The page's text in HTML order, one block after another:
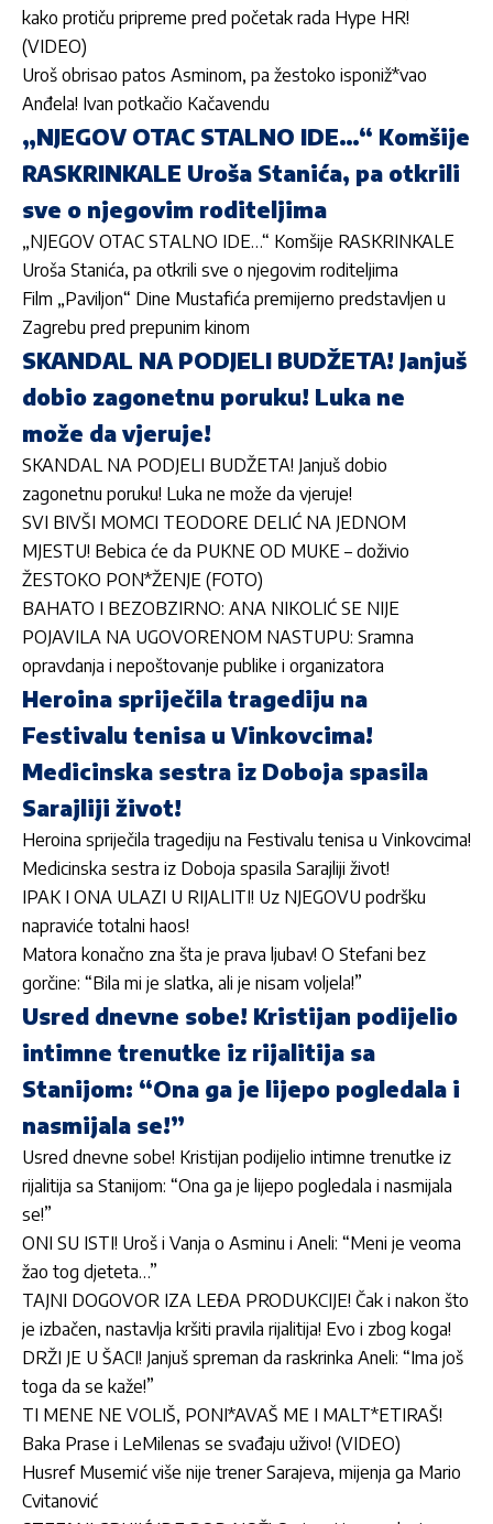
kako protiču pripreme pred početak rada Hype HR!
(VIDEO)
Uroš obrisao patos Asminom, pa žestoko isponiž*vao
Anđela! Ivan potkačio Kačavendu
„NJEGOV OTAC STALNO IDE…“ Komšije
RASKRINKALE Uroša Stanića, pa otkrili
sve o njegovim roditeljima
„NJEGOV OTAC STALNO IDE…“ Komšije RASKRINKALE
Uroša Stanića, pa otkrili sve o njegovim roditeljima
Film „Paviljon“ Dine Mustafića premijerno predstavljen u
Zagrebu pred prepunim kinom
SKANDAL NA PODJELI BUDŽETA! Janjuš
dobio zagonetnu poruku! Luka ne
može da vjeruje!
SKANDAL NA PODJELI BUDŽETA! Janjuš dobio
zagonetnu poruku! Luka ne može da vjeruje!
SVI BIVŠI MOMCI TEODORE DELIĆ NA JEDNOM
MJESTU! Bebica će da PUKNE OD MUKE – doživio
ŽESTOKO PON*ŽENJE (FOTO)
BAHATO I BEZOBZIRNO: ANA NIKOLIĆ SE NIJE
POJAVILA NA UGOVORENOM NASTUPU: Sramna
opravdanja i nepoštovanje publike i organizatora
Heroina spriječila tragediju na
Festivalu tenisa u Vinkovcima!
Medicinska sestra iz Doboja spasila
Sarajliji život!
Heroina spriječila tragediju na Festivalu tenisa u Vinkovcima!
Medicinska sestra iz Doboja spasila Sarajliji život!
IPAK I ONA ULAZI U RIJALITI! Uz NJEGOVU podršku
napraviće totalni haos!
Matora konačno zna šta je prava ljubav! O Stefani bez
gorčine: “Bila mi je slatka, ali je nisam voljela!”
Usred dnevne sobe! Kristijan podijelio
intimne trenutke iz rijalitija sa
Stanijom: “Ona ga je lijepo pogledala i
nasmijala se!”
Usred dnevne sobe! Kristijan podijelio intimne trenutke iz
rijalitija sa Stanijom: “Ona ga je lijepo pogledala i nasmijala
se!”
ONI SU ISTI! Uroš i Vanja o Asminu i Aneli: “Meni je veoma
žao tog djeteta…”
TAJNI DOGOVOR IZA LEĐA PRODUKCIJE! Čak i nakon što
je izbačen, nastavlja kršiti pravila rijalitija! Evo i zbog koga!
DRŽI JE U ŠACI! Janjuš spreman da raskrinka Aneli: “Ima još
toga da se kaže!”
TI MENE NE VOLIŠ, PONI*AVAŠ ME I MALT*ETIRAŠ!
Baka Prase i LeMilenas se svađaju uživo! (VIDEO)
Husref Musemić više nije trener Sarajeva, mijenja ga Mario
Cvitanović